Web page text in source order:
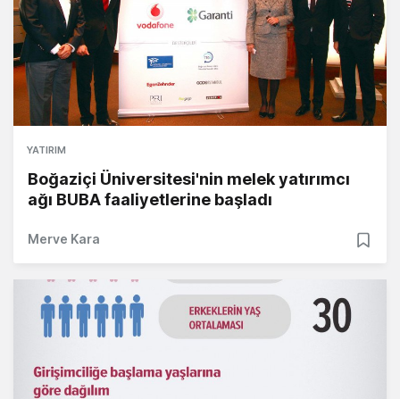
YATIRIM
Boğaziçi Üniversitesi'nin melek yatırımcı
ağı BUBA faaliyetlerine başladı
Merve Kara